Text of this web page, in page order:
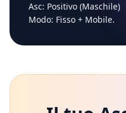
Asc: Positivo (Maschile)
Modo: Fisso + Mobile.